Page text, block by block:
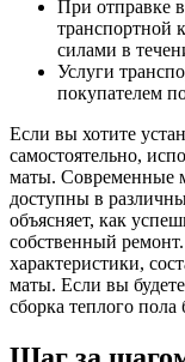
При отправке
транспортной
силами в
Услуги
покупателем
Если вы хотите
самостоятельно,
маты. Современные
доступны в
объясняет, как
собственный
характеристики,
маты. Если вы будете
сборка теплого пола